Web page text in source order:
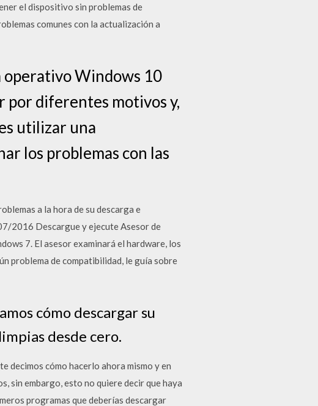
el dispositivo sin problemas de
comunes con la actualización a
operativo Windows 10
por diferentes motivos y,
utilizar una
los problemas con las
a la hora de su descarga e
2016 Descargue y ejecute Asesor de
7. El asesor examinará el hardware, los
problema de compatibilidad, le guía sobre
cómo descargar su
desde cero.
decimos cómo hacerlo ahora mismo y en
sin embargo, esto no quiere decir que haya
programas que deberías descargar